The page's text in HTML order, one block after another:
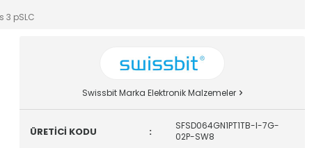
3 pSLC
Swissbit Marka Elektronik Malzemeler
ÜRETİCİ KODU :
SFSD064GN1PT1TB-I-7G-
02P-SW8